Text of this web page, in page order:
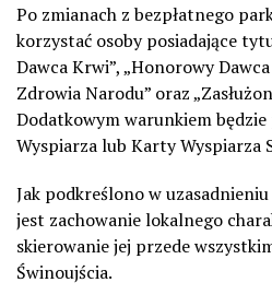
Po zmianach z bezpłatnego
korzystać osoby posiadające
Dawca Krwi”, „Honorowy
Zdrowia Narodu” oraz
Dodatkowym warunkiem
Wyspiarza lub Karty Wyspiarza
Jak podkreślono w
jest zachowanie lokalnego
skierowanie jej przede
Świnoujścia.